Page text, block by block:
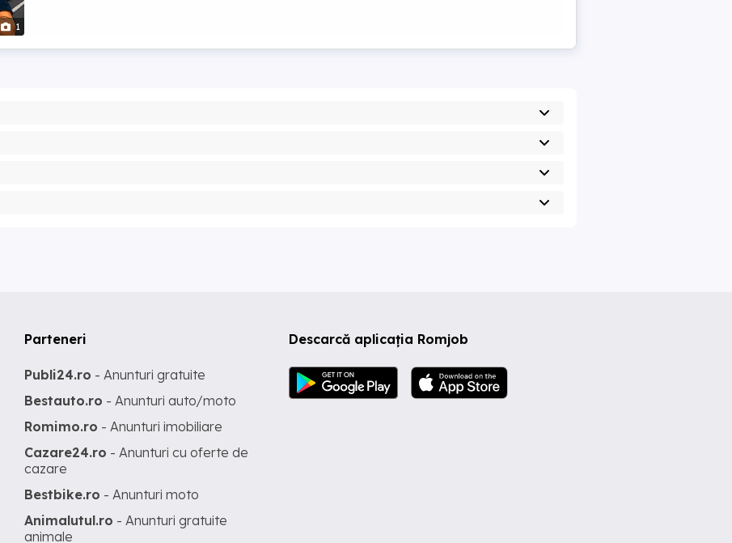
1
Descarcă aplicația Romjob
Parteneri
Publi24.ro - Anunturi gratuite
Bestauto.ro - Anunturi auto/moto
Romimo.ro - Anunturi imobiliare
Cazare24.ro - Anunturi cu oferte de
cazare
Bestbike.ro - Anunturi moto
Animalutul.ro - Anunturi gratuite
animale